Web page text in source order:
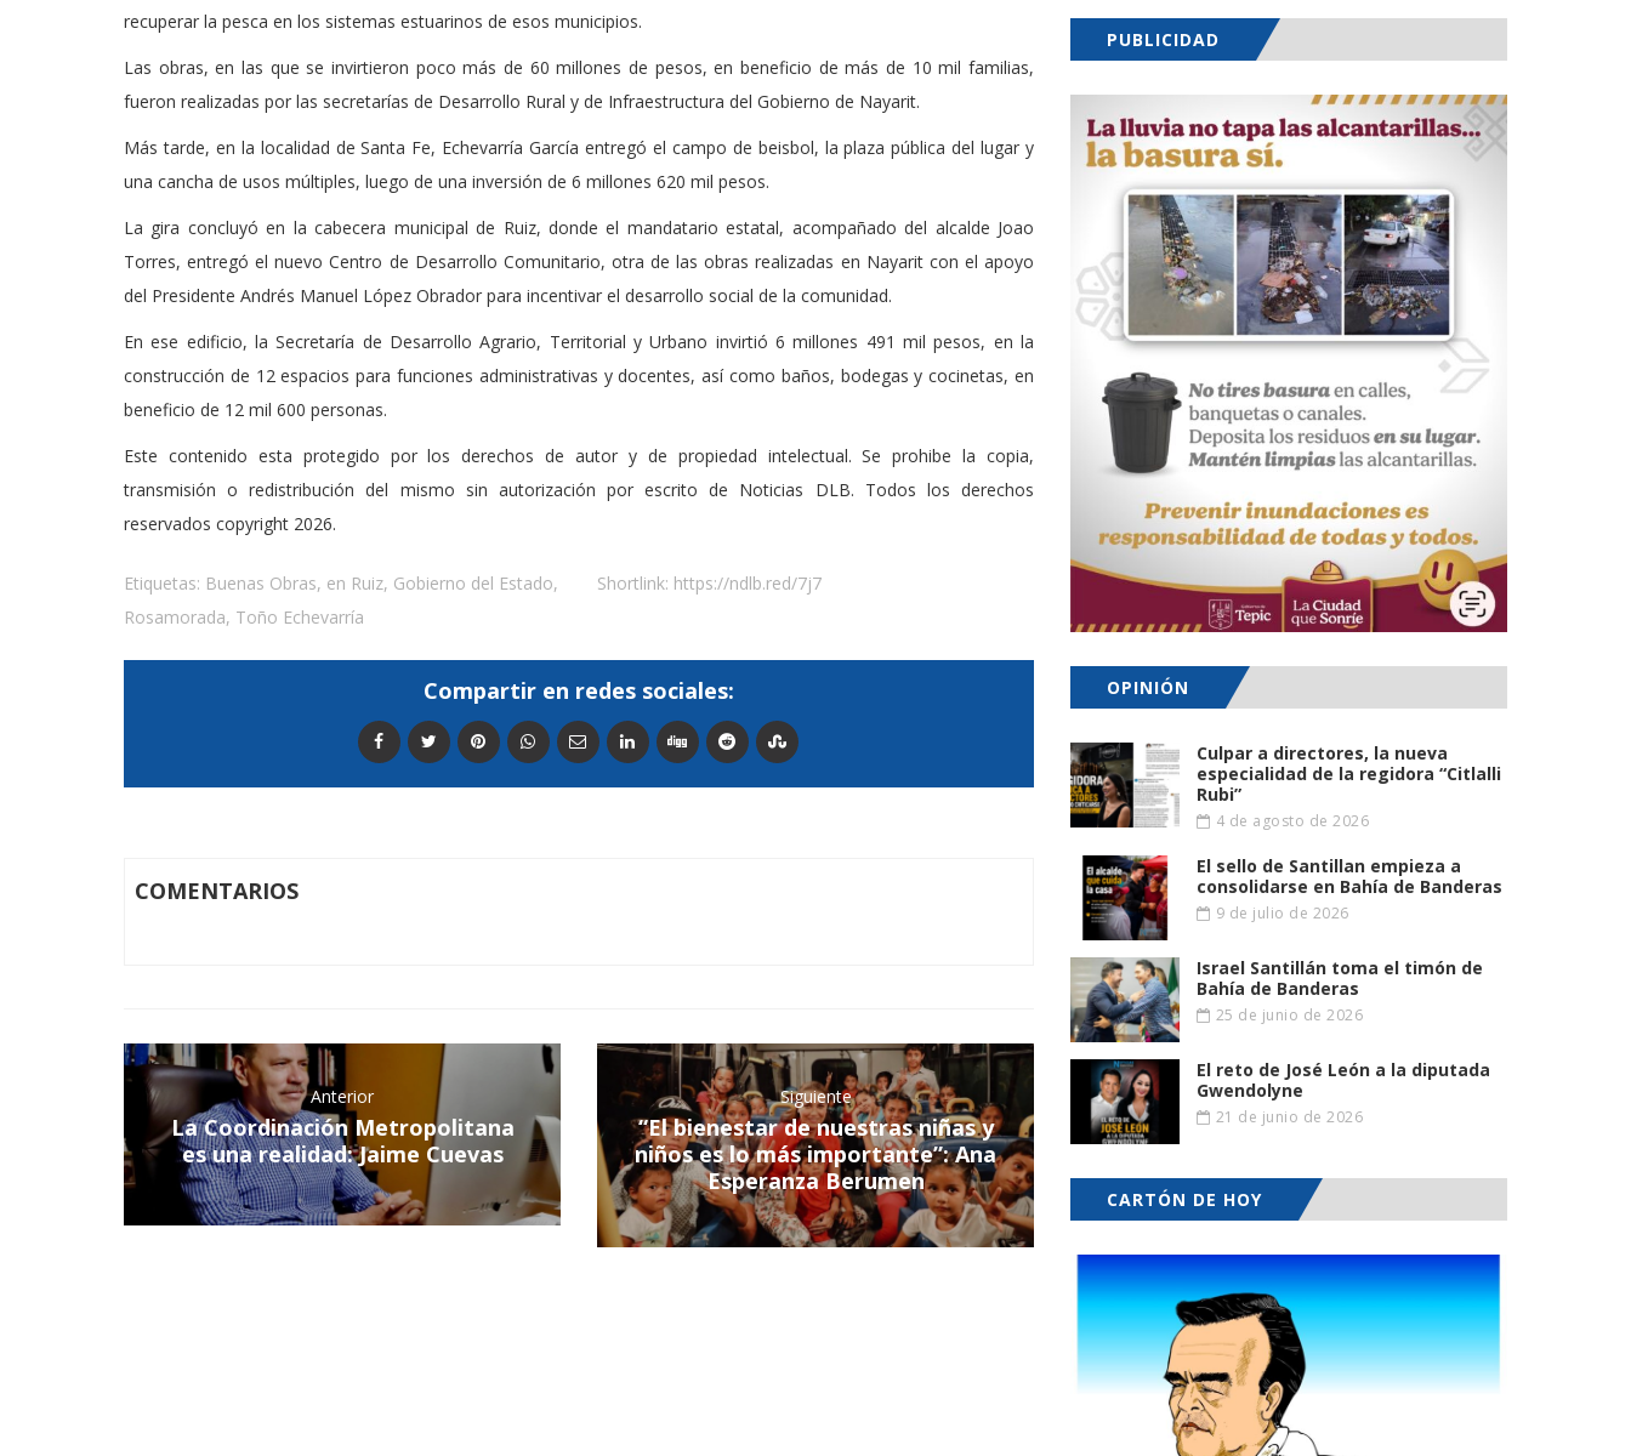
recuperar la pesca en los sistemas estuarinos de esos municipios.
Las obras, en las que se invirtieron poco más de 60 millones de pesos, en beneficio de más de 10 mil familias,
fueron realizadas por las secretarías de Desarrollo Rural y de Infraestructura del Gobierno de Nayarit.
Más tarde, en la localidad de Santa Fe, Echevarría García entregó el campo de beisbol, la plaza pública del lugar y
una cancha de usos múltiples, luego de una inversión de 6 millones 620 mil pesos.
La gira concluyó en la cabecera municipal de Ruiz, donde el mandatario estatal, acompañado del alcalde Joao
Torres, entregó el nuevo Centro de Desarrollo Comunitario, otra de las obras realizadas en Nayarit con el apoyo
del Presidente Andrés Manuel López Obrador para incentivar el desarrollo social de la comunidad.
En ese edificio, la Secretaría de Desarrollo Agrario, Territorial y Urbano invirtió 6 millones 491 mil pesos, en la
construcción de 12 espacios para funciones administrativas y docentes, así como baños, bodegas y cocinetas, en
beneficio de 12 mil 600 personas.
Este contenido esta protegido por los derechos de autor y de propiedad intelectual. Se prohibe la copia,
transmisión o redistribución del mismo sin autorización por escrito de Noticias DLB. Todos los derechos
reservados copyright 2026.
Etiquetas: Buenas Obras, en Ruiz, Gobierno del Estado,
Rosamorada, Toño Echevarría
Shortlink: https://ndlb.red/7j7
Compartir en redes sociales:
COMENTARIOS
Anterior
La Coordinación Metropolitana
es una realidad: Jaime Cuevas
Siguiente
“El bienestar de nuestras niñas y
niños es lo más importante”: Ana
Esperanza Berumen
PUBLICIDAD
OPINIÓN
Culpar a directores, la nueva
especialidad de la regidora “Citlalli
Rubi”
4 de agosto de 2026
El sello de Santillan empieza a
consolidarse en Bahía de Banderas
9 de julio de 2026
Israel Santillán toma el timón de
Bahía de Banderas
25 de junio de 2026
El reto de José León a la diputada
Gwendolyne
21 de junio de 2026
CARTÓN DE HOY